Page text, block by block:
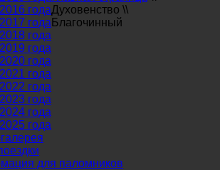
года
года
года
года
года
года
года
года
года
года
для паломников
Духовенство \\
Благочинный